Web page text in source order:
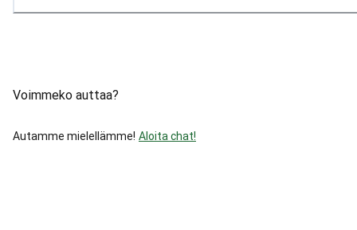
Voimmeko auttaa?
Autamme mielellämme! Aloita chat!